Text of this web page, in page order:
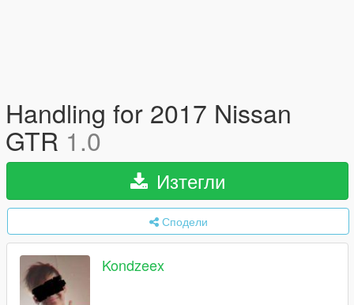
Handling for 2017 Nissan
GTR 1.0
Изтегли
Сподели
Kondzeex